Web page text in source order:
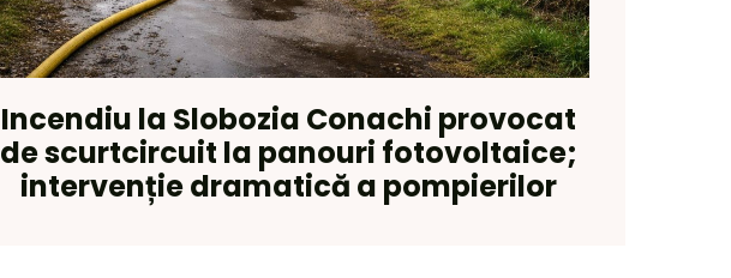
Incendiu la Slobozia Conachi provocat
de scurtcircuit la panouri fotovoltaice;
intervenție dramatică a pompierilor